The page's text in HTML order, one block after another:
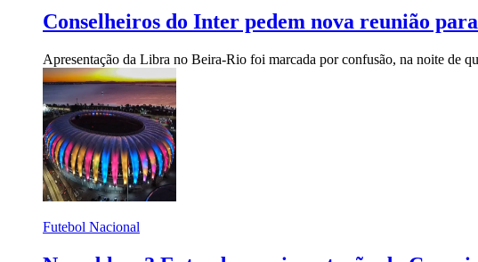
Conselheiros do Inter pedem nova reunião
Apresentação da Libra no Beira-Rio foi marcada por confusão, na noite de
Futebol Nacional